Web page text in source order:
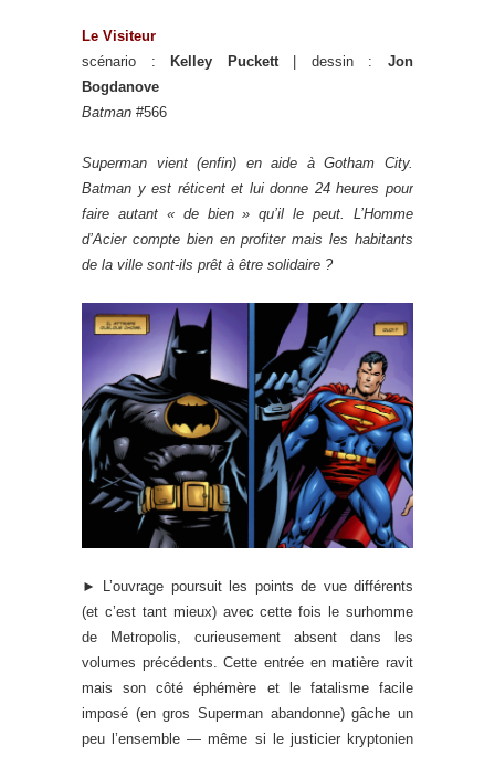
Le Visiteur
scénario :
Kelley Puckett| dessin : Jon
Bogdanove
Batman #566
Superman vient (enfin) en aide à Gotham City.
Batman y est réticent et lui donne 24 heures pour
faire autant « de bien » qu’il le peut. L’Homme
d’Acier compte bien en profiter mais les habitants
de la ville sont-ils prêt à être solidaire ?
► L’ouvrage poursuit les points de vue différents
(et c’est tant mieux) avec cette fois le surhomme
de Metropolis, curieusement absent dans les
volumes précédents. Cette entrée en matière ravit
mais son côté éphémère et le fatalisme facile
imposé (en gros Superman abandonne) gâche un
peu l’ensemble — même si le justicier kryptonien